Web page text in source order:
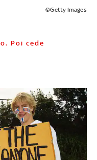
©Getty Images